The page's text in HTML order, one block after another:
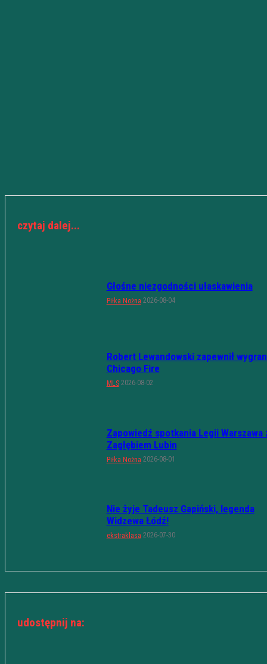
czytaj dalej...
Głośne niezgodności ułaskawienia
Piłka Nożna 2026-08-04
Robert Lewandowski zapewnił
Chicago Fire
MLS 2026-08-02
Zapowiedź spotkania Legii Warszawa
Zagłębiem Lubin
Piłka Nożna 2026-08-01
Nie żyje Tadeusz Gapiński, legenda
Widzewa Łódź!
ekstraklasa 2026-07-30
udostępnij na: